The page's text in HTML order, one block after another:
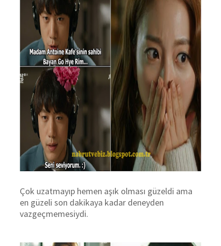
Çok uzatmayıp hemen aşık olması güzeldi ama
en güzeli son dakikaya kadar deneyden
vazgeçmemesiydi.